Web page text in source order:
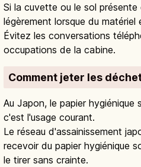
Si la cuvette ou le sol
légèrement lorsque du matériel
Évitez les conversations
occupations de la cabine.
Comment jeter les
Au Japon, le papier
c'est l'usage courant.
Le réseau d'assainissement
recevoir du papier hygiénique
le tirer sans crainte.